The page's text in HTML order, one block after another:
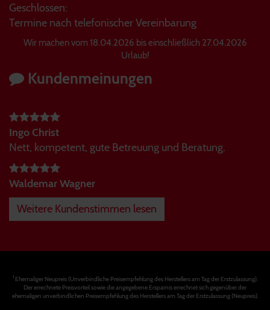
Geschlossen:
Termine nach telefonischer Vereinbarung
Wir machen vom 18.04.2026 bis einschließlich 27.04.2026
Urlaub!
Kundenmeinungen
Ingo Christ
Nett, kompetent, gute Betreuung und Beratung.
Waldemar Wagner
Weitere Kundenstimmen lesen
1Ehemaliger Neupreis (Unverbindliche Preisempfehlung des Herstellers am Tag der Erstzulassung).
Der errechnete Preisvorteil sowie die angegebene Ersparnis errechnet sich gegenüber der
ehemaligen unverbindlichen Preisempfehlung des Herstellers am Tag der Erstzulassung (Neupreis).